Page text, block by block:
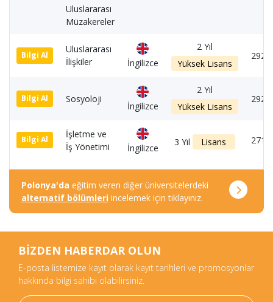
Uluslararası
Müzakereler
Bilgi Al
Uluslararası
İlişkiler
İngilizce
2 Yıl
Yüksek Lisans
2920
Bilgi Al Sosyoloji
İngilizce
2 Yıl
Yüksek Lisans
2920
Bilgi Al
İşletme ve
İş Yönetimi
İngilizce
3 Yıl Lisans 2710
Polonya'da eğitim veren diğer üniversitelerdeki
alternatif bölümleri incelemek için tıklayınız.
BİZDEN HABERDAR OLUN
E-posta listemize kayıt olarak kayıt tarihleri ve promosyonlar
hakkında bilgi sahibi olabilirsiniz.